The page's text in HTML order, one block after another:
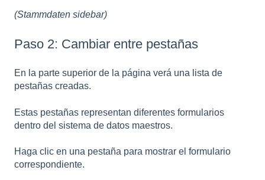
(Stammdaten sidebar)
Paso 2: Cambiar entre pestañas
En la parte superior de la página verá una lista de
pestañas creadas.
Estas pestañas representan diferentes formularios
dentro del sistema de datos maestros.
Haga clic en una pestaña para mostrar el formulario
correspondiente.